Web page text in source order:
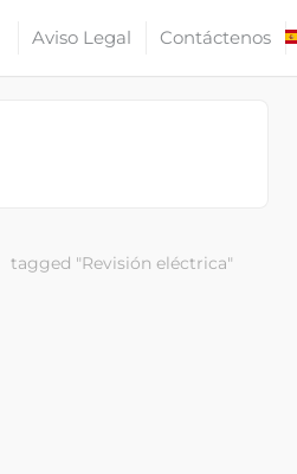
Aviso Legal Contáctenos
tagged "Revisión eléctrica"